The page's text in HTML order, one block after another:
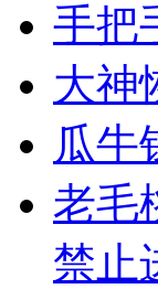
手把
大神
瓜牛
老毛
禁止